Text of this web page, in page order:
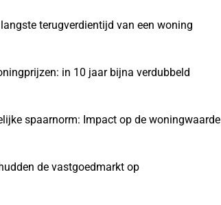
terugverdientijd van een woning
in 10 jaar bijna verdubbeld
spaarnorm: Impact op de woningwaarde
de vastgoedmarkt op